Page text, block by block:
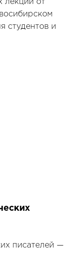
лекций от
студентов и
писателей —